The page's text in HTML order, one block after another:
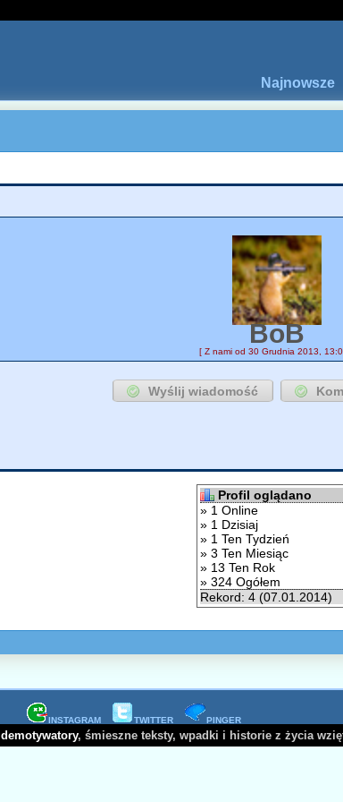
Najnowsze
BoB
[ Z nami od 30 Grudnia 2013,
Profil oglądano
» 1 Online
» 1 Dzisiaj
» 1 Ten Tydzień
» 3 Ten Miesiąc
» 13 Ten Rok
» 324 Ogółem
Rekord: 4 (07.01.2014)
INSTAGRAM TWITTER PINGER
demotywatory, śmieszne teksty, wpadki i historie z życia